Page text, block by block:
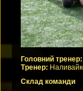
Головний тренер:
Тренер:
Склад команди